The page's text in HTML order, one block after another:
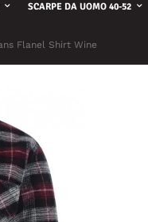
SCARPE DA UOMO 40-52
Flanel Shirt Wine